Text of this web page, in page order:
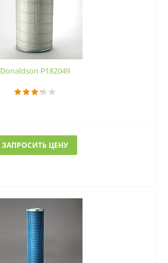
Donaldson P182049
ЗАПРОСИТЬ ЦЕНУ